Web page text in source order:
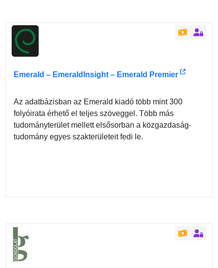
Emerald – EmeraldInsight – Emerald Premier
Az adatbázisban az Emerald kiadó több mint 300
folyóirata érhető el teljes szöveggel. Több más
tudományterület mellett elsősorban a közgazdaság-
tudomány egyes szakterületeit fedi le.